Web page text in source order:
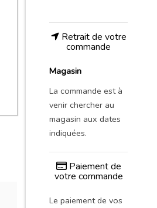
Retrait de votre
commande
Magasin
La commande est à
venir chercher au
magasin aux dates
indiquées.
Paiement de
votre commande
Le paiement de vos